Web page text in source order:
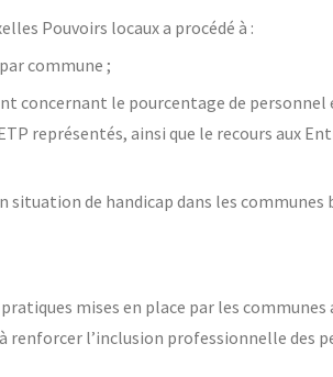
Pouvoirs locaux a procédé à :
commune ;
concernant le pourcentage de personnel
représentés, ainsi que le recours aux
situation de handicap dans les
mises en place par les communes
l’inclusion professionnelle des